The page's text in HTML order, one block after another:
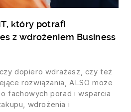
który potrafi
z wdrożeniem Business
dopiero wdrażasz, czy też
rozwiązania, ALSO może
fachowych porad i wsparcia
wdrożenia i